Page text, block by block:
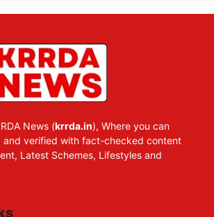
News (krrda.in), Where you can
and verified with fact-checked content
Latest Schemes, Lifestyles and